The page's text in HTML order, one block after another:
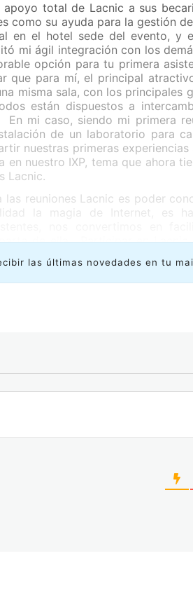
total de Lacnic a sus
como su ayuda para la gestión
en el hotel sede del evento, y
mi ágil integración con los
opción para tu primera
que para mí, el principal
misma sala, con los principales
están dispuestos a
mi caso, siendo mi primera
de un laboratorio para
nuestras primeras experiencias
nuestro IXP, tema que ahora
Lacnic.
reuniones Lacnic es poder
la magia de Internet, es
de ella. Participar en
unos días de buena comida y
única para que
Internet, trabajando en
las últimas novedades en tu